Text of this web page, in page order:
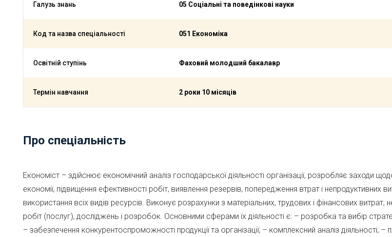
Галузь знань 05 Соціальні та поведінкові науки
Код та назва спеціальності 051 Економіка
Освітній ступінь Фаховий молодший бакалавр
Термін навчання 2 роки 10 місяців
Про спеціальність
Економіст – здійснює економічний аналіз господарської діяльності організації, розробляє заходи
економії, підвищення ефективності робіт, виявлення резервів, попередження втрат і непродуктивних
використання всіх видів ресурсів. Виконує розрахунки з матеріальних, трудових і фінансових витрат,
робіт (послуг), досліджень і розробок. Основними сферами їх діяльності є: – розробка та вибір
– забезпечення конкурентоспроможності продукції та організації; – комплексний аналіз діяльності; –